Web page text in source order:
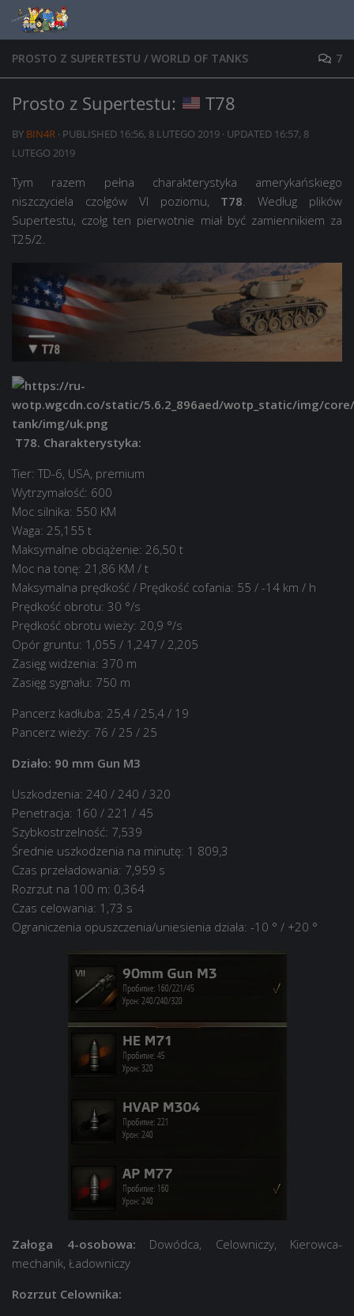
Skip to content
PROSTO Z SUPERTESTU / WORLD OF TANKS 7
Prosto z Supertestu: T78
BY BIN4R · PUBLISHED 16:56, 8 LUTEGO 2019 · UPDATED 16:57, 8
LUTEGO 2019
Tym razem pełna charakterystyka amerykańskiego
niszczyciela czołgów VI poziomu, T78. Według plików
Supertestu, czołg ten pierwotnie miał być zamiennikiem za
T25/2.
T78. Charakterystyka:
Tier: TD-6, USA, premium
Wytrzymałość: 600
Moc silnika: 550 KM
Waga: 25,155 t
Maksymalne obciążenie: 26,50 t
Moc na tonę: 21,86 KM / t
Maksymalna prędkość / Prędkość cofania: 55 / -14 km / h
Prędkość obrotu: 30 °/s
Prędkość obrotu wieży: 20,9 °/s
Opór gruntu: 1,055 / 1,247 / 2,205
Zasięg widzenia: 370 m
Zasięg sygnału: 750 m
Pancerz kadłuba: 25,4 / 25,4 / 19
Pancerz wieży: 76 / 25 / 25
Działo: 90 mm Gun M3
Uszkodzenia: 240 / 240 / 320
Penetracja: 160 / 221 / 45
Szybkostrzelność: 7,539
Średnie uszkodzenia na minutę: 1 809,3
Czas przeładowania: 7,959 s
Rozrzut na 100 m: 0,364
Czas celowania: 1,73 s
Ograniczenia opuszczenia/uniesienia działa: -10 ° / +20 °
Załoga 4-osobowa: Dowódca, Celowniczy, Kierowca-
mechanik, Ładowniczy
Rozrzut Celownika: